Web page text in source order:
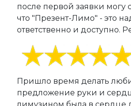
после первой заявки могу
что "Презент-Лимо" - это
ответственно и доступно.
Пришло время делать
предложение руки и